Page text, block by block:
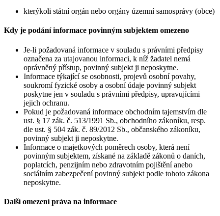
kterýkoli státní orgán nebo orgány územní samosprávy (obce)
Kdy je podání informace povinným subjektem omezeno
Je-li požadovaná informace v souladu s právními předpisy
označena za utajovanou informaci, k níž žadatel nemá
oprávněný přístup, povinný subjekt ji neposkytne.
Informace týkající se osobnosti, projevů osobní povahy,
soukromí fyzické osoby a osobní údaje povinný subjekt
poskytne jen v souladu s právními předpisy, upravujícími
jejich ochranu.
Pokud je požadovaná informace obchodním tajemstvím dle
ust. § 17 zák. č. 513/1991 Sb., obchodního zákoníku, resp.
dle ust. § 504 zák. č. 89/2012 Sb., občanského zákoníku,
povinný subjekt ji neposkytne.
Informace o majetkových poměrech osoby, která není
povinným subjektem, získané na základě zákonů o daních,
poplatcích, penzijním nebo zdravotním pojištění anebo
sociálním zabezpečení povinný subjekt podle tohoto zákona
neposkytne.
Další omezení práva na informace